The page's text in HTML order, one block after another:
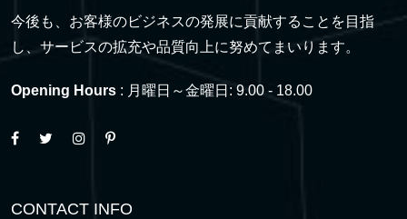
今後も、お客様のビジネスの発展に貢献することを目指
し、サービスの拡充や品質向上に努めてまいります。
Opening Hours : 月曜日～金曜日: 9.00 - 18.00
CONTACT INFO